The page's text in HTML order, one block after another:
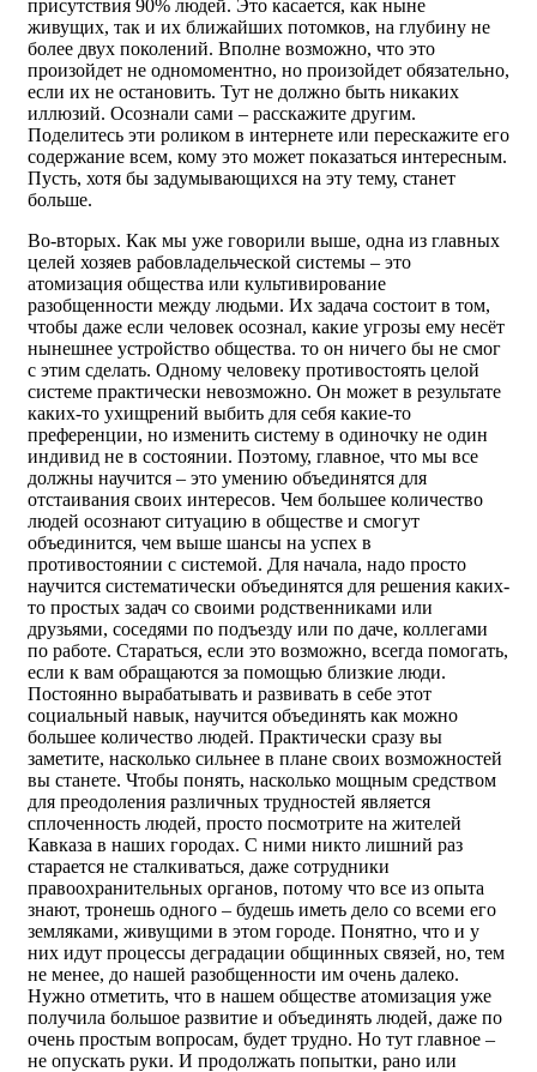
присутствия 90% людей. Это касается, как ныне
живущих, так и их ближайших потомков, на глубину не
более двух поколений. Вполне возможно, что это
произойдет не одномоментно, но произойдет обязательно,
если их не остановить. Тут не должно быть никаких
иллюзий. Осознали сами – расскажите другим.
Поделитесь эти роликом в интернете или перескажите его
содержание всем, кому это может показаться интересным.
Пусть, хотя бы задумывающихся на эту тему, станет
больше.
Во-вторых. Как мы уже говорили выше, одна из главных
целей хозяев рабовладельческой системы – это
атомизация общества или культивирование
разобщенности между людьми. Их задача состоит в том,
чтобы даже если человек осознал, какие угрозы ему несёт
нынешнее устройство общества. то он ничего бы не смог
с этим сделать. Одному человеку противостоять целой
системе практически невозможно. Он может в результате
каких-то ухищрений выбить для себя какие-то
преференции, но изменить систему в одиночку не один
индивид не в состоянии. Поэтому, главное, что мы все
должны научится – это умению объединятся для
отстаивания своих интересов. Чем большее количество
людей осознают ситуацию в обществе и смогут
объединится, чем выше шансы на успех в
противостоянии с системой. Для начала, надо просто
научится систематически объединятся для решения каких-
то простых задач со своими родственниками или
друзьями, соседями по подъезду или по даче, коллегами
по работе. Стараться, если это возможно, всегда помогать,
если к вам обращаются за помощью близкие люди.
Постоянно вырабатывать и развивать в себе этот
социальный навык, научится объединять как можно
большее количество людей. Практически сразу вы
заметите, насколько сильнее в плане своих возможностей
вы станете. Чтобы понять, насколько мощным средством
для преодоления различных трудностей является
сплоченность людей, просто посмотрите на жителей
Кавказа в наших городах. С ними никто лишний раз
старается не сталкиваться, даже сотрудники
правоохранительных органов, потому что все из опыта
знают, тронешь одного – будешь иметь дело со всеми его
земляками, живущими в этом городе. Понятно, что и у
них идут процессы деградации общинных связей, но, тем
не менее, до нашей разобщенности им очень далеко.
Нужно отметить, что в нашем обществе атомизация уже
получила большое развитие и объединять людей, даже по
очень простым вопросам, будет трудно. Но тут главное –
не опускать руки. И продолжать попытки, рано или